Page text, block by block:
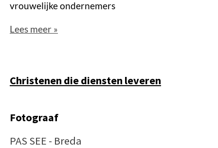
vrouwelijke ondernemers
Lees meer »
Christenen die diensten leveren
Fotograaf
PAS SEE - Breda